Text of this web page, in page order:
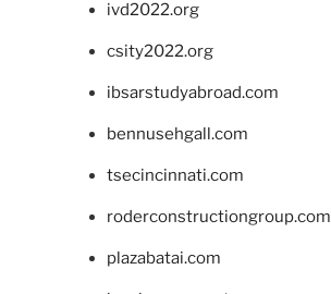
ivd2022.org
csity2022.org
ibsarstudyabroad.com
bennusehgall.com
tsecincinnati.com
roderconstructiongroup.com
plazabatai.com